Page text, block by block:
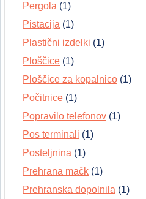
Pergola (1)
Pistacija (1)
Plastični izdelki (1)
Ploščice (1)
Ploščice za kopalnico (1)
Počitnice (1)
Popravilo telefonov (1)
Pos terminali (1)
Posteljnina (1)
Prehrana mačk (1)
Prehranska dopolnila (1)